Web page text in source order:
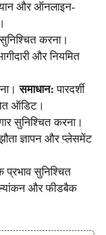
और ऑनलाइन-
सुनिश्चित करना।
और नियमित
समाधान: पारदर्शी
ऑडिट।
सुनिश्चित करना।
ज्ञापन और प्लेसमेंट
प्रभाव सुनिश्चित
और फीडबैक